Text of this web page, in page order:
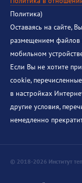
Политика)
Оставаясь на сайте,
размещением
мобильном
Если Вы не хотите
cookie,
в настройках
другие условия,
немедленно
© 2018-2026 Институт